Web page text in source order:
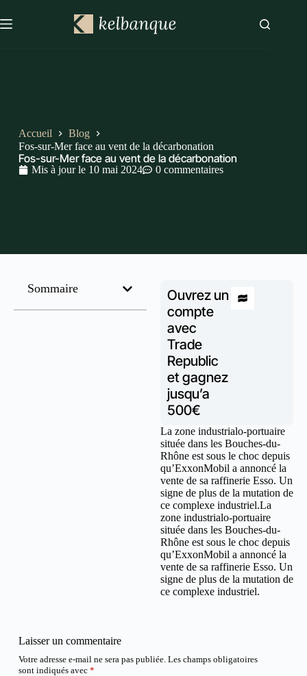
Accueil
Blog
Fos-sur-Mer face au vent de la décarbonation
Fos-sur-Mer face au vent de la décarbonation
Mis à jour le 10 mai 2024 0 commentaires
Sommaire
Ouvrez un
compte
avec
Trade
Republic
et gagnez
jusqu’a
500€
La zone industrialo-portuaire
située dans les Bouches-du-
Rhône est sous le choc depuis
qu’ExxonMobil a annoncé la
vente de sa raffinerie Esso. Un
signe de plus de la mutation de
ce complexe industriel.La
zone industrialo-portuaire
située dans les Bouches-du-
Rhône est sous le choc depuis
qu’ExxonMobil a annoncé la
vente de sa raffinerie Esso. Un
signe de plus de la mutation de
ce complexe industriel.
Laisser un commentaire
Votre adresse e-mail ne sera pas publiée. Les champs obligatoires
sont indiqués avec *